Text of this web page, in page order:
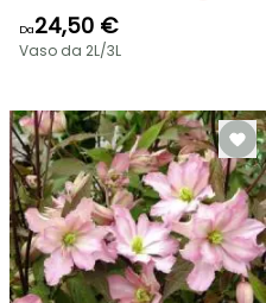
Da24,50 €
Vaso da 2L/3L